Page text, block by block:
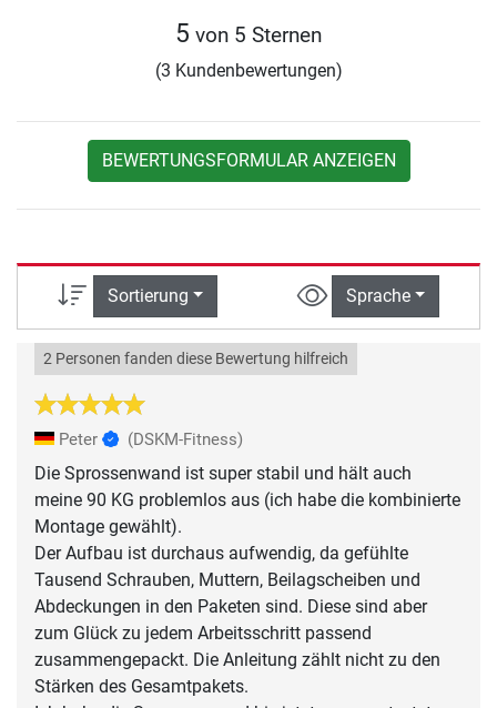
5 von 5 Sternen
(3 Kundenbewertungen)
BEWERTUNGSFORMULAR ANZEIGEN
Sortierung Sprache
2 Personen fanden diese Bewertung hilfreich
Peter (DSKM-Fitness)
Die Sprossenwand ist super stabil und hält auch
meine 90 KG problemlos aus (ich habe die kombinierte
Montage gewählt).
Der Aufbau ist durchaus aufwendig, da gefühlte
Tausend Schrauben, Muttern, Beilagscheiben und
Abdeckungen in den Paketen sind. Diese sind aber
zum Glück zu jedem Arbeitsschritt passend
zusammengepackt. Die Anleitung zählt nicht zu den
Stärken des Gesamtpakets.